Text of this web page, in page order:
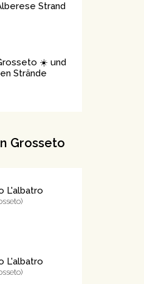
Strand
☀️ und
Strände
Grosseto
L'albatro
L'albatro